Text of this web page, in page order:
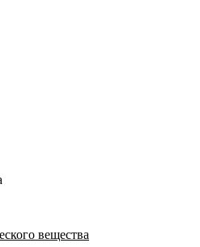
вещества